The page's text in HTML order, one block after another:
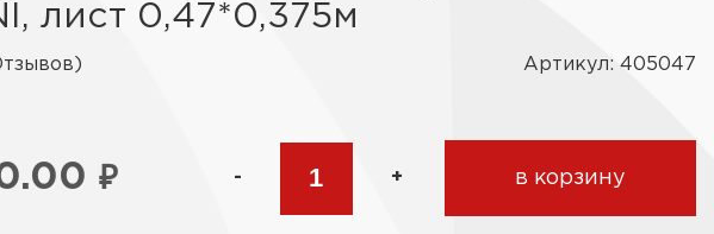
лист 0,47*0,375м
Артикул: 405047
₽ - + в корзину